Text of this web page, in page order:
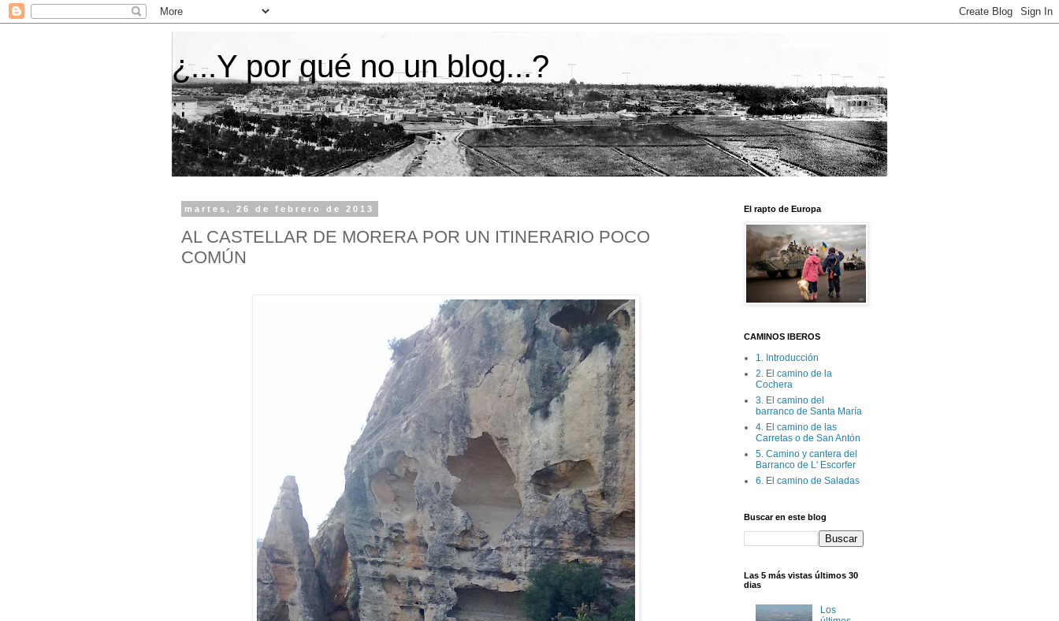
¿...Y por qué no un blog...?
martes, 26 de febrero de 2013
AL CASTELLAR DE MORERA POR UN ITINERARIO POCO
COMÚN
El rapto de Europa
CAMINOS IBEROS
1. Introducción
2. El camino de la
Cochera
3. El camino del
barranco de Santa María
4. El camino de las
Carretas o de San Antón
5. Camino y cantera del
Barranco de L' Escorfer
6. El camino de Saladas
Buscar en este blog
Las 5 más vistas últimos 30
dias
Los